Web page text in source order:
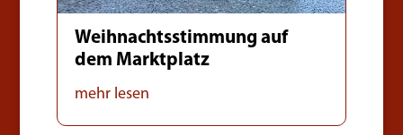
Weihnachtsstimmung auf
dem Marktplatz
mehr lesen